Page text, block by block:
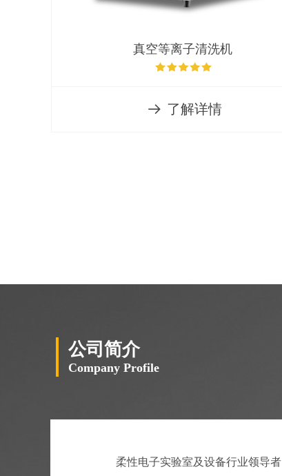
真空等离子清洗机
뀠 了解详情
柔性电子实验室及设备行业领导者
公司简介
Company Profile